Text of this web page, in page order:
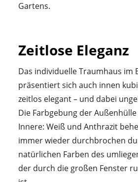
Gartens.
Zeitlose Eleganz
Das individuelle Traumhaus im
präsentiert sich auch innen
zeitlos elegant – und dabei
Die Farbgebung der
Innere: Weiß und Anthrazit
immer wieder durchbrochen
natürlichen Farben des
der durch die großen Fenster